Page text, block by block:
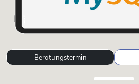
Beratungstermin